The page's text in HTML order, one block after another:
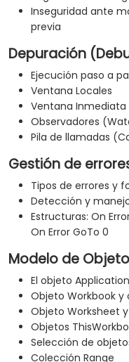
Inseguridad ante
previa
Depuración
Ejecución paso a
Ventana Locales
Ventana Inmediata
Observadores
Pila de llamadas
Gestión de
Tipos de errores y
Detección y
Estructuras: On
On Error GoTo 0
Modelo de
El objeto Application
Objeto Workbook y
Objeto Worksheet
Objetos
Selección de
Colección Range